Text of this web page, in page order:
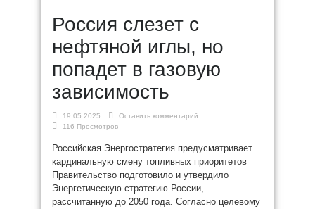
Россия слезет с
нефтяной иглы, но
попадет в газовую
зависимость
19.05.2025
Оставить комментарий
116 Просмотров
Российская Энергостратегия предусматривает
кардинальную смену топливных приоритетов
Правительство подготовило и утвердило
Энергетическую стратегию России,
рассчитанную до 2050 года. Согласно целевому